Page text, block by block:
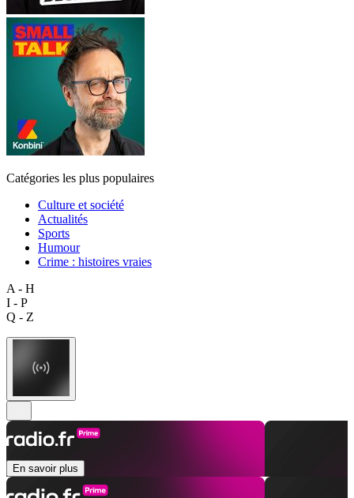
Catégories les plus populaires
Culture et société
Actualités
Sports
Humour
Crime : histoires vraies
A - H
I - P
Q - Z
En savoir plus